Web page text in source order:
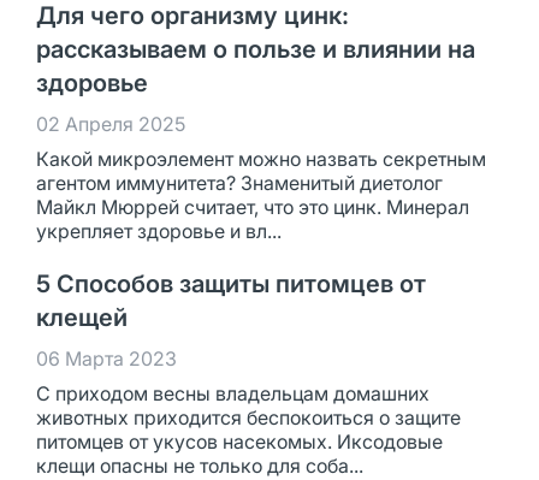
Для чего организму цинк:
рассказываем о пользе и влиянии на
здоровье
02 Апреля 2025
Какой микроэлемент можно назвать секретным
агентом иммунитета? Знаменитый диетолог
Майкл Мюррей считает, что это цинк. Минерал
укрепляет здоровье и вл...
5 Способов защиты питомцев от
клещей
06 Марта 2023
С приходом весны владельцам домашних
животных приходится беспокоиться о защите
питомцев от укусов насекомых. Иксодовые
клещи опасны не только для соба...